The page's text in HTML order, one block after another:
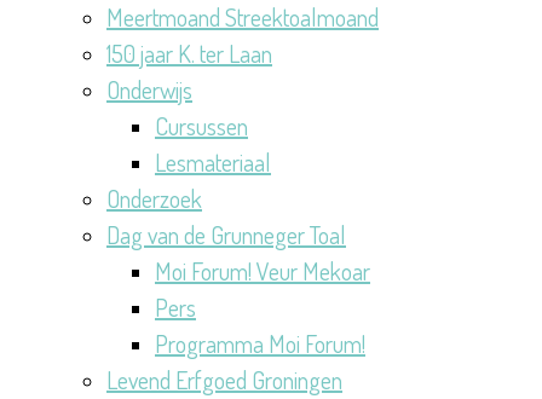
Meertmoand Streektoalmoand
150 jaar K. ter Laan
Onderwijs
Cursussen
Lesmateriaal
Onderzoek
Dag van de Grunneger Toal
Moi Forum! Veur Mekoar
Pers
Programma Moi Forum!
Levend Erfgoed Groningen